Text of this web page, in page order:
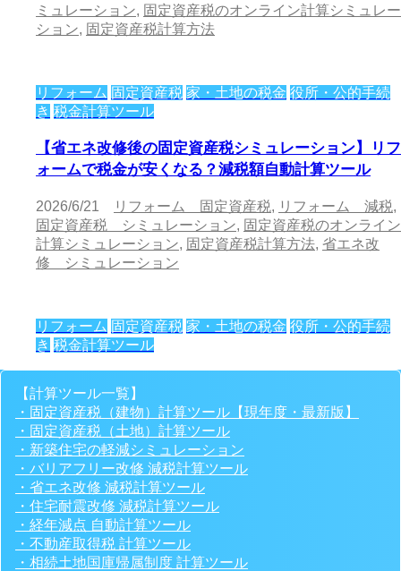
【計算ツール一覧】
・固定資産税（建物）計算ツール【現年度・最新版】
・固定資産税（土地）計算ツール
・新築住宅の軽減シミュレーション
・バリアフリー改修 減税計算ツール
・省エネ改修 減税計算ツール
・住宅耐震改修 減税計算ツール
・経年減点 自動計算ツール
・不動産取得税 計算ツール
・相続土地国庫帰属制度 計算ツール
ミュレーション, 固定資産税のオンライン計算シミュレー
ション, 固定資産税計算方法
リフォーム 固定資産税 家・土地の税金 役所・公的手続
き 税金計算ツール
【省エネ改修後の固定資産税シミュレーション】リフ
ォームで税金が安くなる？減税額自動計算ツール
2026/6/21 リフォーム 固定資産税, リフォーム 減税,
固定資産税 シミュレーション, 固定資産税のオンライン
計算シミュレーション, 固定資産税計算方法, 省エネ改
修 シミュレーション
リフォーム 固定資産税 家・土地の税金 役所・公的手続
き 税金計算ツール
【住宅耐震改修後の固定資産税シミュレーション】リ
フォームで税金が安くなる？減税額自動計算ツール
2026/6/21 リフォーム 固定資産税
住宅耐震改修 シミュレーション
ーション,固定資産税のオンライン計算シミュレーショ
ン,固定資産税計算方法
固定資産税 家・土地の税金 役所・公的手続き